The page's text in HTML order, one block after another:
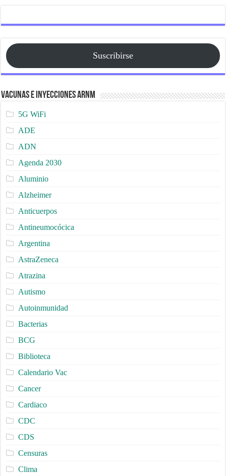
Suscribirse
Vacunas e Inyecciones ARNm
5G WiFi
ADE
ADN
Agenda 2030
Aluminio
Alzheimer
Anticuerpos
Antineumocócica
Argentina
AstraZeneca
Atrazina
Autismo
Autoinmunidad
Bacterias
BCG
Biblioteca
Calendario Vac
Cancer
Cardiaco
CDC
CDS
Censuras
Clima